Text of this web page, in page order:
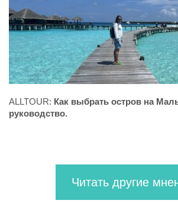
ALLTOUR: Как выбрать остров на
руководство.
Читать другие